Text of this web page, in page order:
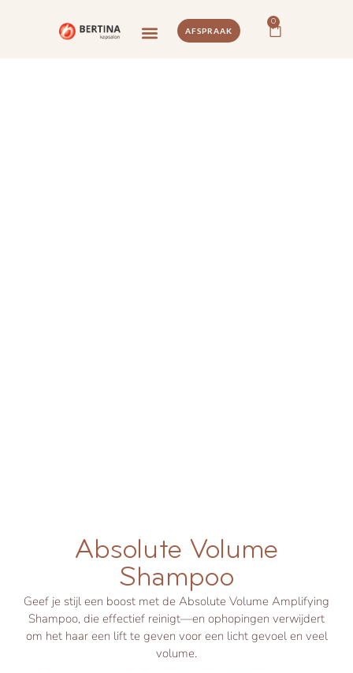
AFSPRAAK
0
Absolute Volume
Shampoo
Geef je stijl een boost met de Absolute Volume Amplifying
Shampoo, die effectief reinigt—en ophopingen verwijdert
om het haar een lift te geven voor een licht gevoel en veel
volume.